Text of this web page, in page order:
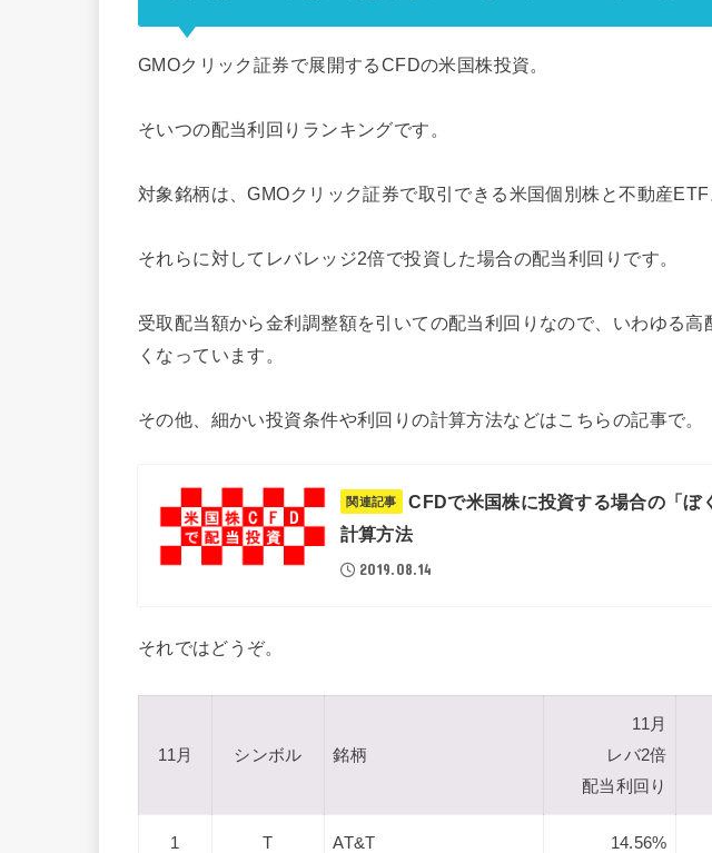
GMOクリック証券で展開するCFDの米国株投資。
そいつの配当利回りランキングです。
対象銘柄は、GMOクリック証券で取引できる米国個別株と不動産ETF
それらに対してレバレッジ2倍で投資した場合の配当利回りです。
受取配当額から金利調整額を引いての配当利回りなので、いわゆる高
くなっています。
その他、細かい投資条件や利回りの計算方法などはこちらの記事で。
関連記事
CFDで米国株に投資する場合の「ぼ
計算方法
2019.08.14
それではどうぞ。
11月 シンボル 銘柄
11月
レバ2倍
配当利回り
1 T AT&T 14.56%